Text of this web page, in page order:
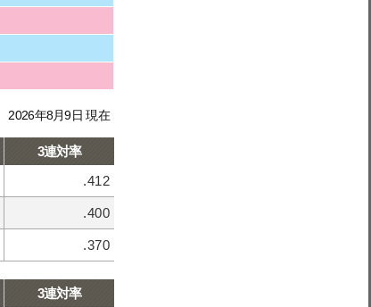
2026年8月9日 現在
3連対率
.412
.400
.370
3連対率